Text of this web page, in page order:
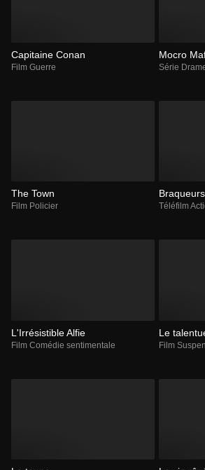
Capitaine Conan
Film Guerre
Mocro
Série
The Town
Film Policier
Braqueurs
Téléfilm
L'Irrésistible Alfie
Film Comédie sentimentale
Le
Film